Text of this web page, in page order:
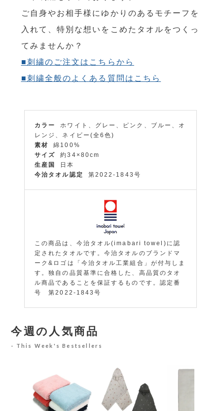
ご自身やお相手様にゆかりのあるモチーフを
入れて、特別な想いをこめたタオルをつくっ
てみませんか？
■刺繍のご注文はこちらから
■刺繍全般のよくある質問はこちら
カラー
ホワイト、グレー、ピンク、ブルー、オ
レンジ、ネイビー(全6色)
素材
綿100%
サイズ
約34×80cm
生産国
日本
今治タオル認定
第2022-1843号
この商品は、今治タオル(imabari towel)に認
定されたタオルです。今治タオルのブランドマ
ーク&ロゴは「今治タオル工業組合」が付与しま
す。独自の品質基準に合格した、高品質のタオ
ル商品であることを保証するものです。認定番
号 第2022-1843号
今週の人気商品
This Week's Bestsellers